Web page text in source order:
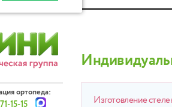
ортопеда:
15-15
Изготовление